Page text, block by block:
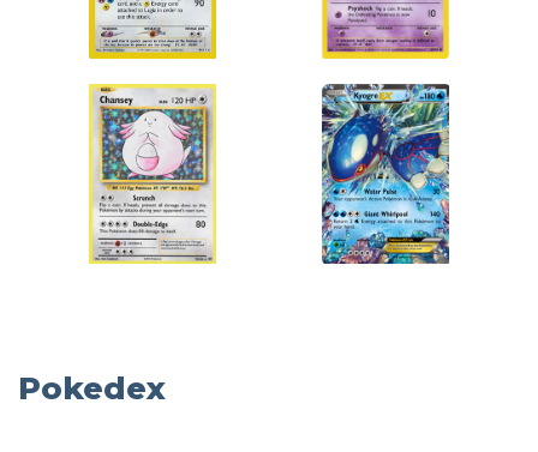
Pokedex